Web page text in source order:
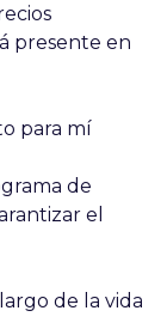
presente en
para mí
de
el
de la vida